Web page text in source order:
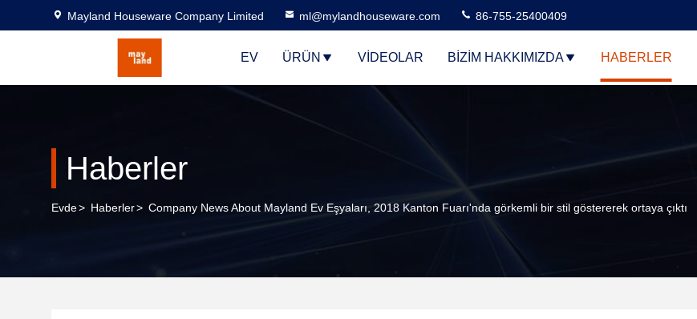
Mayland Houseware Company Limited ml@mylandhouseware.com 86-755-25400409
EV ÜRÜN VIDEOLAR BIZIM HAKKIMIZDA HABERLER
Haberler
Evde> Haberler> Company News About Mayland Ev Eşyaları, 2018 Kanton Fuarı'nda görkemli bir stil göstererek ortaya çıktı